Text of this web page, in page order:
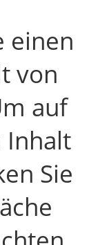
einen
von
auf
Inhalt
Sie